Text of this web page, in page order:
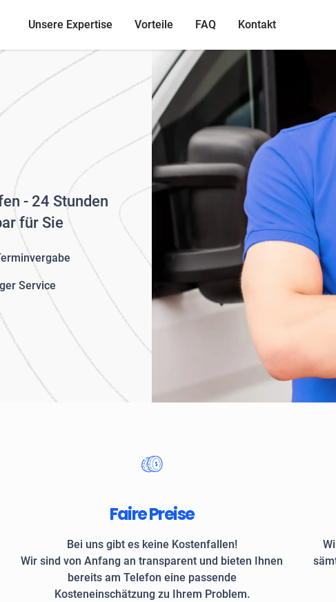
Unsere Expertise Vorteile FAQ Kontakt
- 24 Stunden
für Sie
Service
Faire Preise
Bei uns gibt es keine Kostenfallen!
Wir sind von Anfang an transparent und bieten Ihnen
bereits am Telefon eine passende
Kosteneinschätzung zu Ihrem Problem.